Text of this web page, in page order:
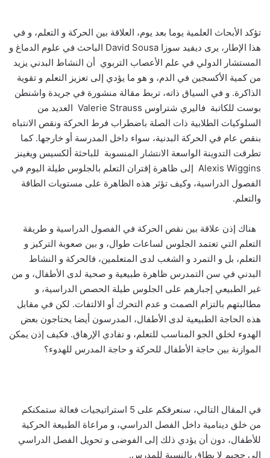
تؤكد الأبحاث العلمية يوما بعد يوم، العلاقة بين الحركة و التعلم، و في
هذا الإطار، يرى ديفيد سوزا David Sousa الباحث في علوم الدماغ و
المستشار الدولي في علم الأعصاب التربوي أن النشاط البدني يزيد
من كمية الأكسجين في الدم، و هو ما يؤدي إلى تعزيز التعلم و تقوية
الذاكرة. و في السياق ذاته، تربط مقالة منشورة في جريدة واشنطن
بوست للكاتبة فاليري شتراوس Valerie Strauss العديد من
السلوكيات الطلابية ذات الصلة باضطراب فرط الحركة ونقص الانتباه
بنقص عام في الحركة البدنية، سواء داخل المدرسة أو خارجها. كما
تطرقت التدوينة الواسعة الانتشار المنسوبة للباحثة ألكسيس ويغينز
Alexis Wiggins إلى ظاهرة إقتران التعلم بالجلوس طيلة اليوم في
الفصول الدراسية، وكيف تؤثر هذه الظاهرة على مستويات الطاقة
والتعلم.
هناك إذن علاقة بين نقص الحركة في الفصول الدراسية و طريقة
التعلم التي تعتمد الجلوس لساعات طوال، و بين صعوبة التركيز و
التعلم، بل و التمرد و الشغب لدى المتعلمين، فالحركة و النشاط
البدني في سن التمدرس ظاهرة طبيعية و صحية لدى الأطفال، و من
غير الطبيعي إجبارهم على الجلوس طيلة الحصص الدراسية، و
مطالبتهم بالتزام الصمت و عدم التحرك أو الالتفات. لكن في مقابل
هذه الحاجة الطبيعية لدى الأطفال، المدرسون أيضا يحتاجون بعض
الهدوء لخلق الجو المناسب للتعلم، و تفادي الإرهاق. فكيف إذن يمكن
الموازنة بين حاجة الأطفال للحركة و حاجة المدرس للهدوء؟
في المقال التالي، سنعرفكم على 5 استراتيجيات فعالة ستمكنكم
من خلق دينامية داخل الفصل الدراسي، و مراعاة الطبيعة الحركية
للأطفال، دون أن يؤدي ذلك إلى الفوضى و تحويل الفصل الدراسي
إلى جحيم لا يطاق بالنسبة للمدرس.